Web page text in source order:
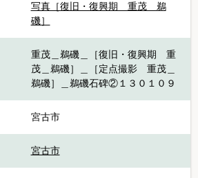
写真［復旧・復興期 重茂＿鵜
磯］
重茂＿鵜磯＿［復旧・復興期 重
茂＿鵜磯］＿［定点撮影 重茂＿
鵜磯］＿鵜磯石碑②１３０１０９
宮古市
宮古市